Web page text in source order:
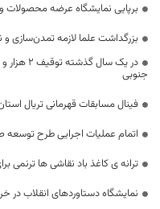
برپایی نمایشگاه عرضه محصولات
بزرگداشت علما لازمه تمدن‌سازی
جنوبی
فینال مسابقات قهرمانی تریال
اتمام عملیات اجرایی طرح
ترانه ی کاغذ باد نقاشی ها ترنمی
نمایشگاه دستاوردهای انقلاب در